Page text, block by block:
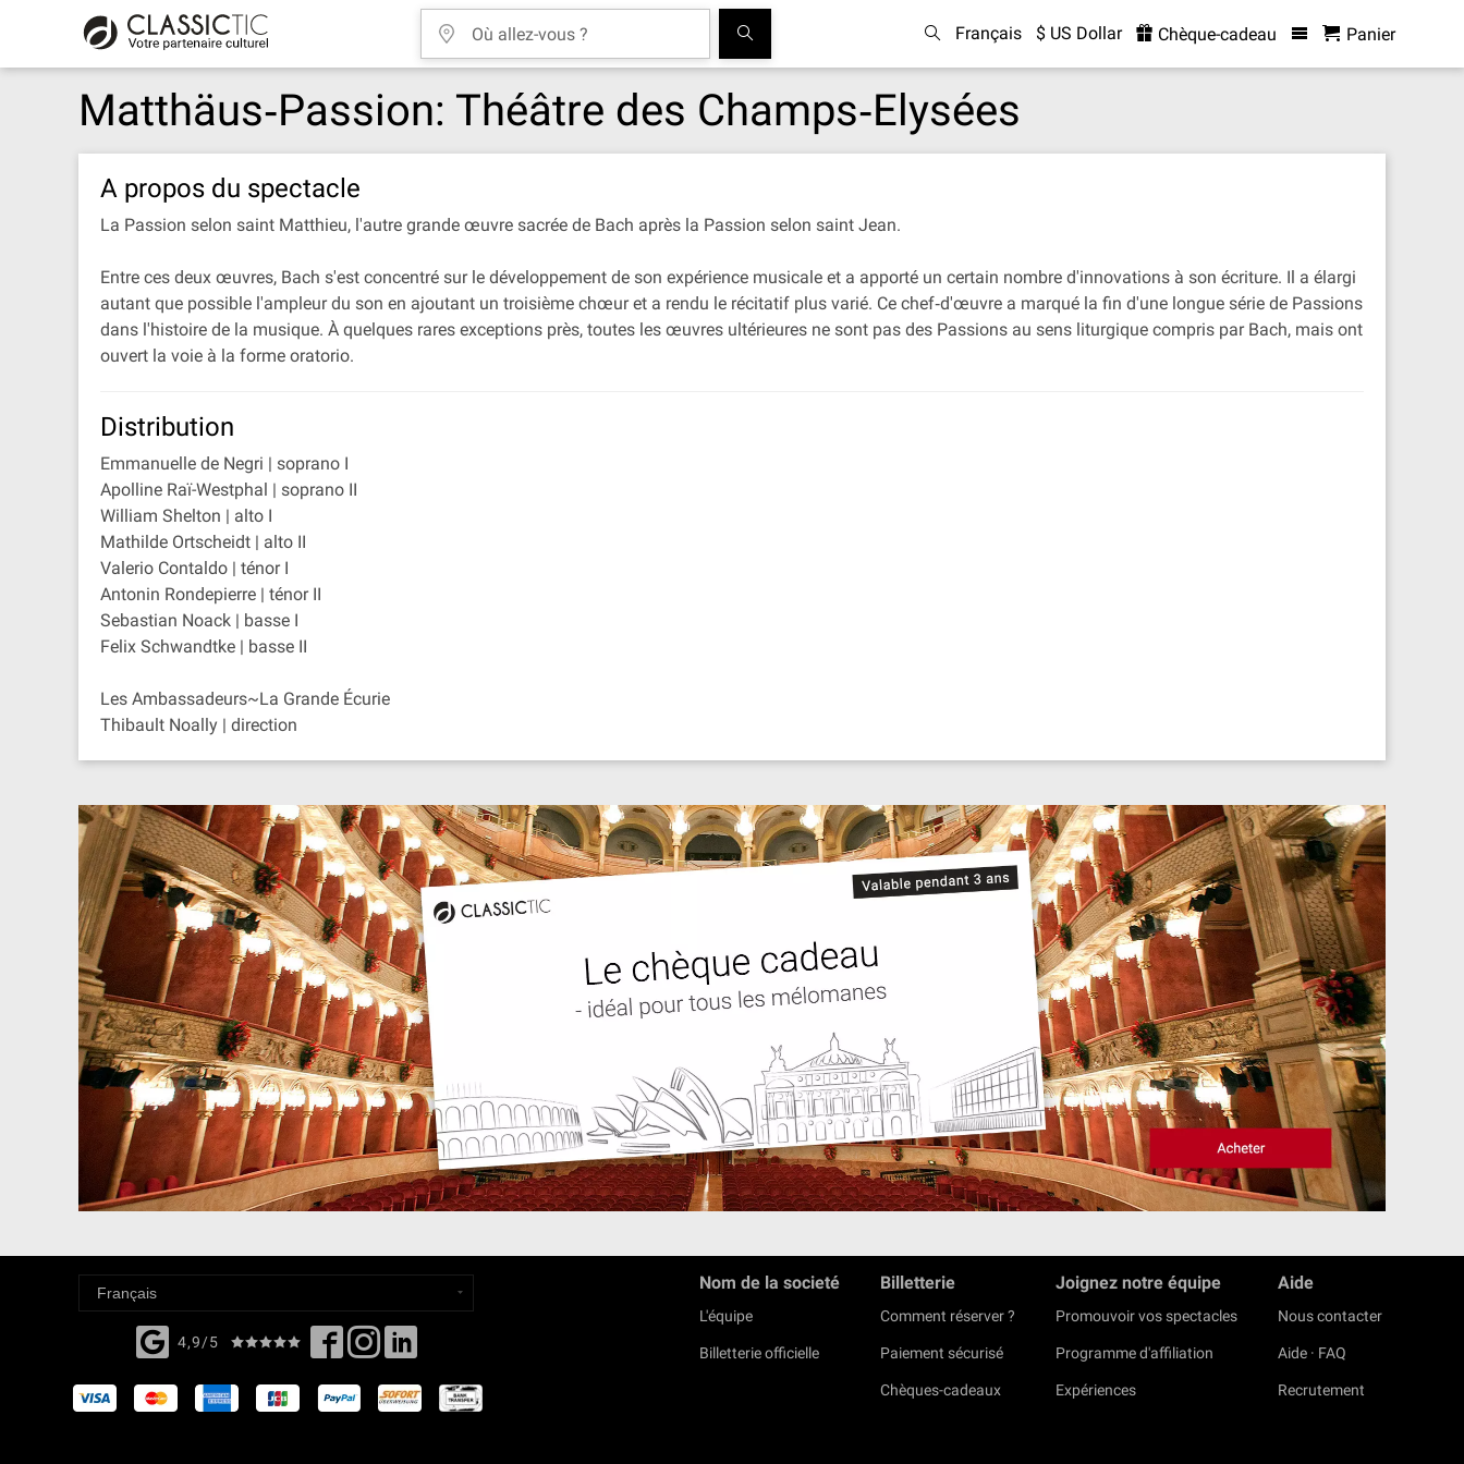
Français $ US Dollar Chèque-cadeau Panier
Matthäus‐Passion: Théâtre des Champs‐Elysées
A propos du spectacle
La Passion selon saint Matthieu, l'autre grande œuvre sacrée de Bach après la Passion selon saint Jean.
Entre ces deux œuvres, Bach s'est concentré sur le développement de son expérience musicale et a apporté un certain nombre d'innovations à son écriture. Il a élargi
autant que possible l'ampleur du son en ajoutant un troisième chœur et a rendu le récitatif plus varié. Ce chef‐d'œuvre a marqué la fin d'une longue série de Passions
dans l'histoire de la musique. À quelques rares exceptions près, toutes les œuvres ultérieures ne sont pas des Passions au sens liturgique compris par Bach, mais ont
ouvert la voie à la forme oratorio.
Distribution
Emmanuelle de Negri | soprano I
Apolline Raï-Westphal | soprano II
William Shelton | alto I
Mathilde Ortscheidt | alto II
Valerio Contaldo | ténor I
Antonin Rondepierre | ténor II
Sebastian Noack | basse I
Felix Schwandtke | basse II
Les Ambassadeurs~La Grande Écurie
Thibault Noally | direction
4,9/5
Nom de la societé
L'équipe
Billetterie officielle
Billetterie
Comment réserver ?
Paiement sécurisé
Chèques-cadeaux
Joignez notre équipe
Promouvoir vos spectacles
Programme d'affiliation
Expériences
Aide
Nous contacter
Aide · FAQ
Recrutement